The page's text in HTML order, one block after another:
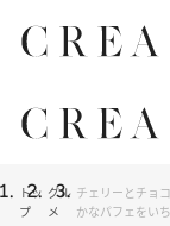
トッ
プ
グル
メ
チェリーとチョ
かなパフェをい